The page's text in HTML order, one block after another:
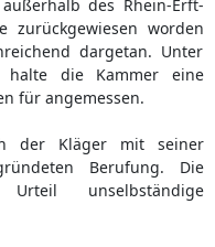
des Rhein-Erft-
zurückgewiesen worden
dargetan. Unter
halte die Kammer eine
für angemessen.
der Kläger mit seiner
Berufung. Die
unselbständige